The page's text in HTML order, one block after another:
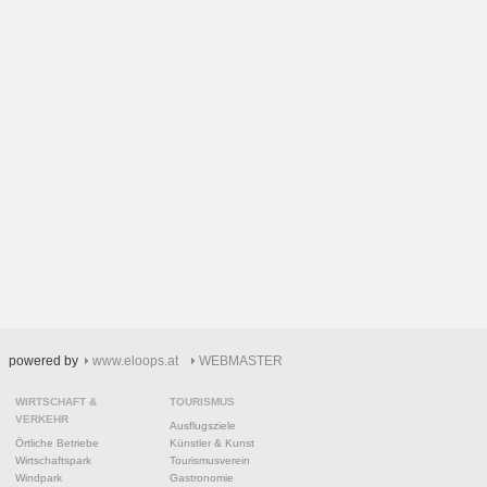
powered by www.eloops.at WEBMASTER
WIRTSCHAFT &
VERKEHR
Örtliche Betriebe
Wirtschaftspark
Windpark
TOURISMUS
Ausflugsziele
Künstler & Kunst
Tourismusverein
Gastronomie